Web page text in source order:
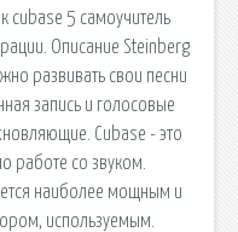
cubase 5 самоучитель
Описание Steinberg
развивать свои песни
запись и голосовые
Cubase - это
работе со звуком.
наиболее мощным и
используемым.